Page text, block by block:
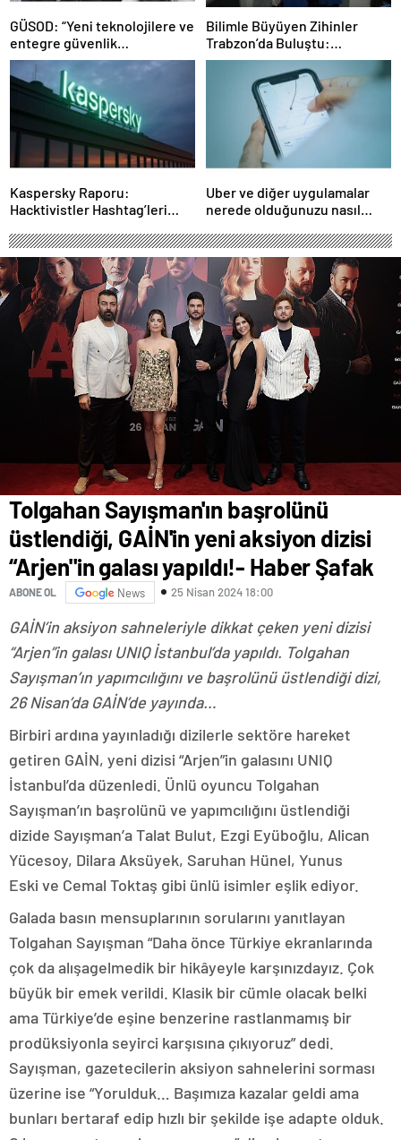
GÜSOD: “Yeni teknolojilere ve
entegre güvenlik
sistemlerine önem artacak”-
Haber Şafak
Bilimle Büyüyen Zihinler
Trabzon’da Buluştu:
STEAMFEST’te Bilim Rüzgârı
Esti!- Haber Şafak
Kaspersky Raporu:
Hacktivistler Hashtag’leri
Kullanıyor, 2025’te
Saldırılarda DDoS Öne
Çıkıyor- Haber Şafak
Uber ve diğer uygulamalar
nerede olduğunuzu nasıl
Tolgahan Sayışman'ın başrolünü
üstlendiği, GAİN'in yeni aksiyon dizisi
“Arjen"in galası yapıldı!- Haber Şafak
ABONE OL News 25 Nisan 2024 18:00
GAİN’in aksiyon sahneleriyle dikkat çeken yeni dizisi
“Arjen”in galası UNIQ İstanbul’da yapıldı. Tolgahan
Sayışman’ın yapımcılığını ve başrolünü üstlendiği dizi,
26 Nisan’da GAİN’de yayında…
Birbiri ardına yayınladığı dizilerle sektöre hareket
getiren GAİN, yeni dizisi “Arjen”in galasını UNIQ
İstanbul’da düzenledi. Ünlü oyuncu Tolgahan
Sayışman’ın başrolünü ve yapımcılığını üstlendiği
dizide Sayışman’a Talat Bulut, Ezgi Eyüboğlu, Alican
Yücesoy, Dilara Aksüyek, Saruhan Hünel, Yunus
Eski ve Cemal Toktaş gibi ünlü isimler eşlik ediyor.
Galada basın mensuplarının sorularını yanıtlayan
Tolgahan Sayışman “Daha önce Türkiye ekranlarında
çok da alışagelmedik bir hikâyeyle karşınızdayız. Çok
büyük bir emek verildi. Klasik bir cümle olacak belki
ama Türkiye’de eşine benzerine rastlanmamış bir
prodüksiyonla seyirci karşısına çıkıyoruz” dedi.
Sayışman, gazetecilerin aksiyon sahnelerini sorması
üzerine ise “Yorulduk… Başımıza kazalar geldi ama
bunları bertaraf edip hızlı bir şekilde işe adapte olduk.